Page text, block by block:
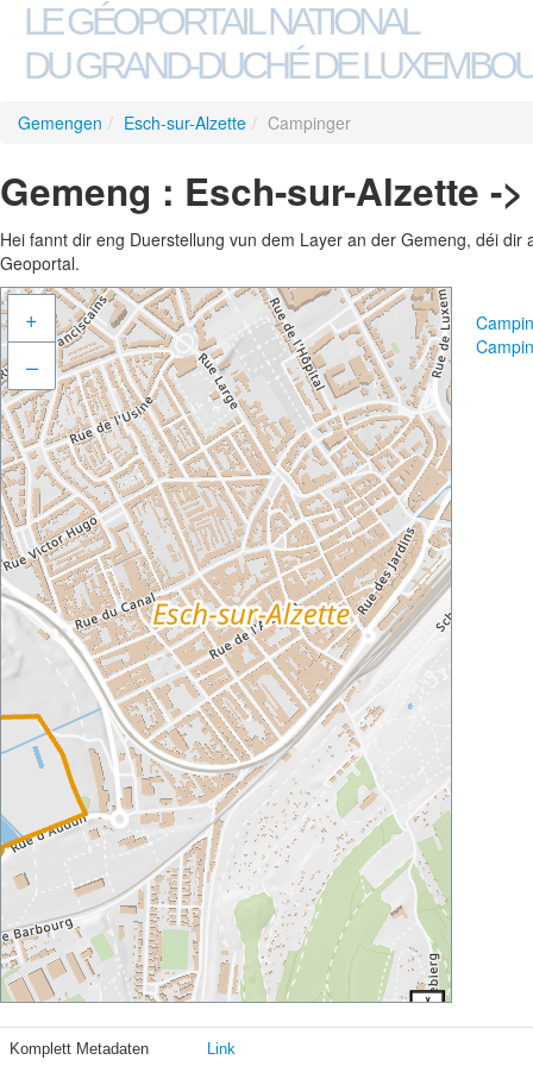
LE GÉOPORTAIL NATIONAL
DU GRAND-DUCHÉ DE
Gemengen / Esch-sur-Alzette / Campinger
Gemeng : Esch-sur-Alzette -
Hei fannt dir eng Duerstellung vun dem Layer an der Gemeng, déi
Geoportal.
+
–
Komplett Metadaten Link